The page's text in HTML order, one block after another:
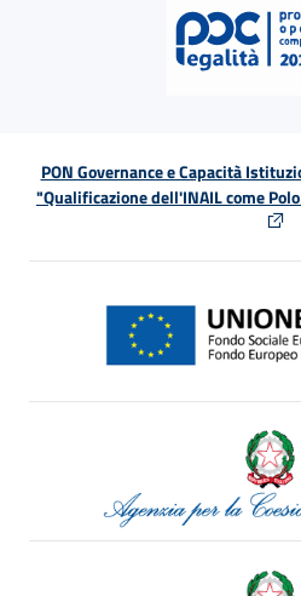
PON Governance e Capacità
"Qualificazione dell'INAIL come